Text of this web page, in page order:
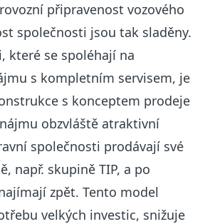
připravenost vozového
společnosti jsou tak sladěny.
které se spoléhají na
s kompletním servisem, je
s konceptem prodeje
obzvláště atraktivní
společnosti prodávají své
např. skupině TIP, a po
zpět. Tento model
velkých investic, snižuje